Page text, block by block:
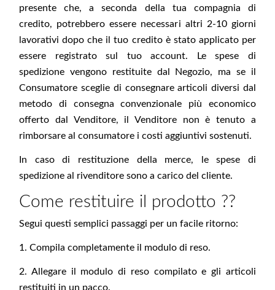
presente che, a seconda della tua compagnia di
credito, potrebbero essere necessari altri 2-10 giorni
lavorativi dopo che il tuo credito è stato applicato per
essere registrato sul tuo account. Le spese di
spedizione vengono restituite dal Negozio, ma se il
Consumatore sceglie di consegnare articoli diversi dal
metodo di consegna convenzionale più economico
offerto dal Venditore, il Venditore non è tenuto a
rimborsare al consumatore i costi aggiuntivi sostenuti.
In caso di restituzione della merce, le spese di
spedizione al rivenditore sono a carico del cliente.
Come restituire il prodotto ??
Segui questi semplici passaggi per un facile ritorno:
1. Compila completamente il modulo di reso.
2. Allegare il modulo di reso compilato e gli articoli
restituiti in un pacco.